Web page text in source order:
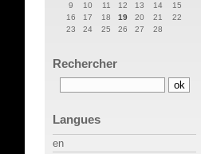
9
10 11 12 13 14
15
16
17 18 19 20 21
22
23
24 25 26 27 28
Rechercher
Langues
en